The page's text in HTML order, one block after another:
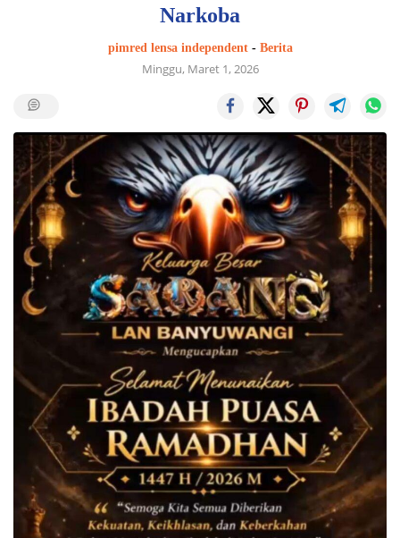
Narkoba
pimred lensa independent- Berita
Minggu, Maret 1, 2026